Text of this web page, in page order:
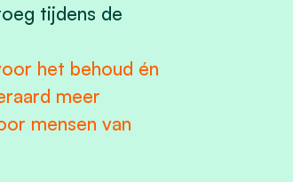
tijdens de
het behoud én
meer
mensen van